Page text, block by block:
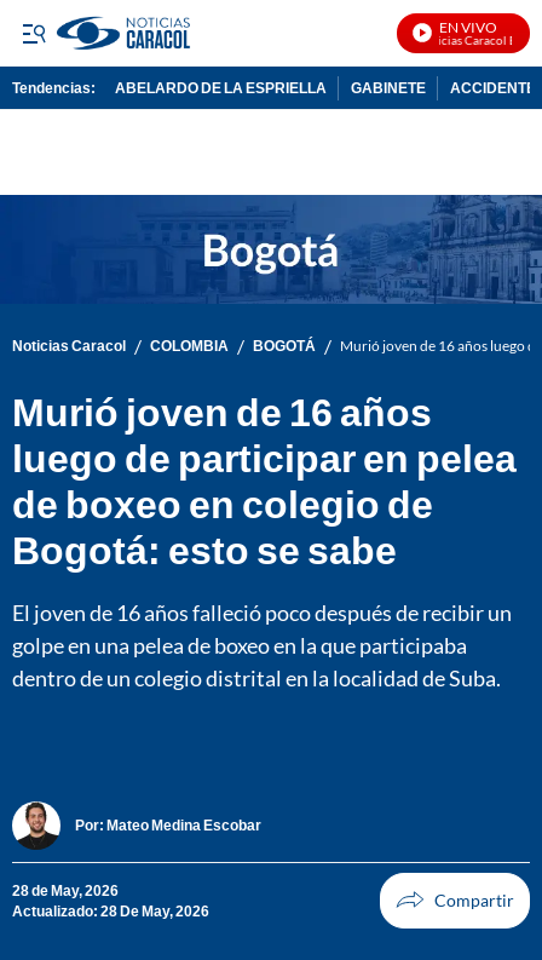
EN VIVO
Noticias Caracol En Vivo
Tendencias: ABELARDO DE LA ESPRIELLA GABINETE ACCIDENTE
Noticias Caracol / COLOMBIA / BOGOTÁ / Murió joven de 16 años luego
Murió joven de 16 años
luego de participar en pelea
de boxeo en colegio de
Bogotá: esto se sabe
El joven de 16 años falleció poco después de recibir un
golpe en una pelea de boxeo en la que participaba
dentro de un colegio distrital en la localidad de Suba.
Por: Mateo Medina Escobar
28 de May, 2026
Actualizado: 28 De May, 2026